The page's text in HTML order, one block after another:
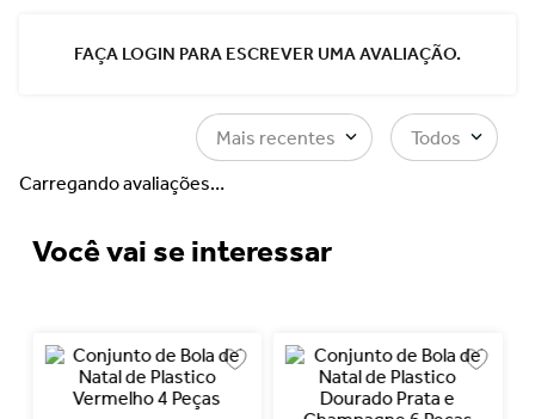
FAÇA LOGIN PARA ESCREVER UMA AVALIAÇÃO.
Mais recentes Todos
Carregando avaliações…
Você vai se interessar